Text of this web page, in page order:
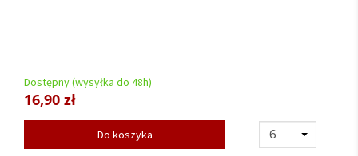
Dostępny (wysyłka do 48h)
16,90 zł
Do koszyka